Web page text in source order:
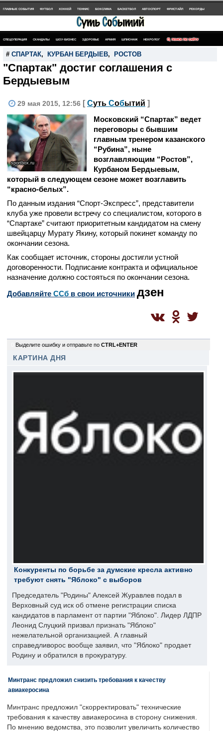
ГЛАВНЫЕ СОБЫТИЯ ФУТБОЛ ХОККЕЙ ТЕННИС БОКС/MMA БАСКЕТБОЛ АВТОСПОРТ ФРИСТАЙЛ РЕКОРДЫ
СПЕЦОПЕРАЦИЯ СКАНДАЛЫ ШОУ-БИЗНЕС ЗДОРОВЬЕ АРМИЯ ШПИОНАЖ НЕКРОЛОГ ПОИСК ПО САЙТУ
# СПАРТАК, КУРБАН БЕРДЫЕВ, РОСТОВ
"Спартак" достиг соглашения с
Бердыевым
29 мая 2015, 12:56 [ Суть Событий ]
sportbox.ru
Московский “Спартак” ведет
переговоры с бывшим
главным тренером казанского
“Рубина”, ныне
возглавляющим “Ростов”,
Курбаном Бердыевым,
который в следующем сезоне может возглавить
“красно-белых”.
По данным издания “Спорт-Экспресс”, представители
клуба уже провели встречу со специалистом, которого в
“Спартаке” считают приоритетным кандидатом на смену
швейцарцу Мурату Якину, который покинет команду по
окончании сезона.
Как сообщает источник, стороны достигли устной
договоренности. Подписание контракта и официальное
назначение должно состояться по окончании сезона.
Добавляйте CСб в свои источники дзен
Выделите ошибку и отправьте по CTRL+ENTER
КАРТИНА ДНЯ
Конкуренты по борьбе за думские кресла активно
требуют снять "Яблоко" с выборов
Председатель "Родины" Алексей Журавлев подал в
Верховный суд иск об отмене регистрации списка
кандидатов в парламент от партии "Яблоко". Лидер ЛДПР
Леонид Слуцкий призвал признать "Яблоко"
нежелательной организацией. А главный
справедливорос вообще заявил, что "Яблоко" продает
Родину и обратился в прокуратуру.
Минтранс предложил снизить требования к качеству
авиакеросина
Минтранс предложил "скорректировать" технические
требования к качеству авиакеросина в сторону снижения.
По мнению ведомства, это позволит увеличить количество